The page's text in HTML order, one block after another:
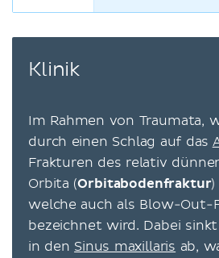
Klinik
Im Rahmen von Traumata,
durch einen Schlag auf das
Frakturen des relativ
Orbita (Orbitabodenfraktur)
welche auch als Blow-Out-
bezeichnet wird. Dabei
in den Sinus maxillaris ab,